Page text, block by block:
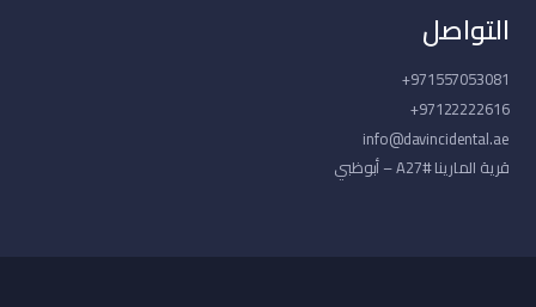
التواصل
971557053081+
97122222616+
info@davincidental.ae
قرية المارينا #A27 – أبوظبي